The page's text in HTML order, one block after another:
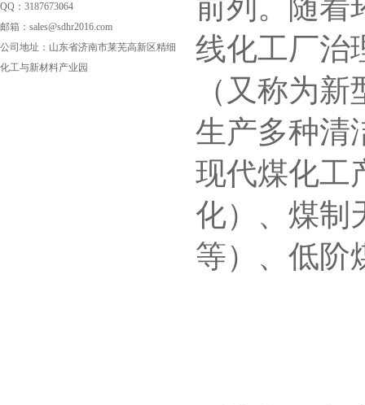
QQ：3187673064
邮箱：sales@sdhr2016.com
公司地址：山东省济南市莱芜高新区精细
化工与新材料产业园
前列。随着
线化工厂治
（又称为
生产多种清
现代煤化工
化）、煤制
等）、低阶